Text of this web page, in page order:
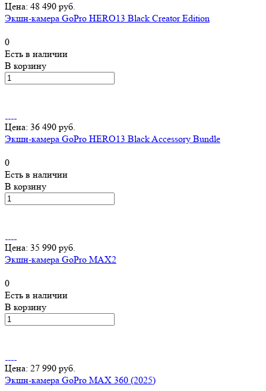
Цена: 48 490 руб.
Экшн-камера GoPro HERO13 Black Creator Edition
0
Есть в наличии
В корзину
Цена: 36 490 руб.
Экшн-камера GoPro HERO13 Black Accessory Bundle
0
Есть в наличии
В корзину
Цена: 35 990 руб.
Экшн-камера GoPro MAX2
0
Есть в наличии
В корзину
Цена: 27 990 руб.
Экшн-камера GoPro MAX 360 (2025)